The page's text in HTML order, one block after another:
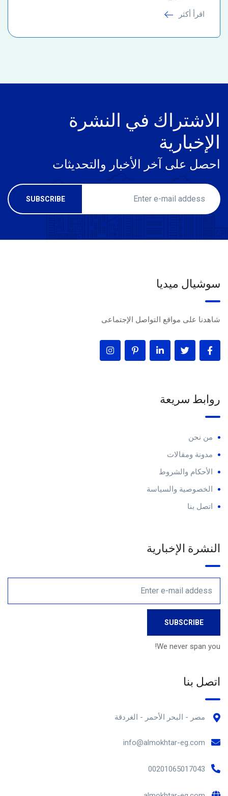
اقرأ أكثر
الاشتراك في النشرة
الإخبارية
احصل على آخر الأخبار والتحديثات
سوشيال ميديا
شاهدنا على مواقع التواصل الإجتماعى
روابط سريعة
من نحن
مدونة ومقالات
الأحكام والشروط
الخصوصية والسياسة
اتصل بنا
النشرة الإخبارية
We never span you!
اتصل بنا
مصر - البحر الأحمر - الغردقة
info@almokhtar-eg.com
00201065017043